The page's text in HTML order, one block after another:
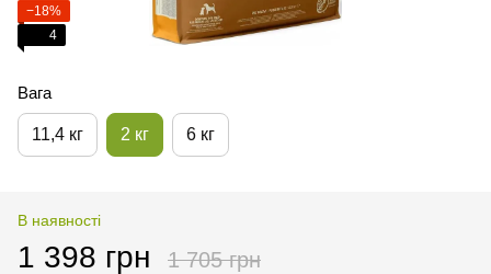
−18%
4
Вага
11,4 кг 2 кг 6 кг
В наявності
1 398 грн 1 705 грн